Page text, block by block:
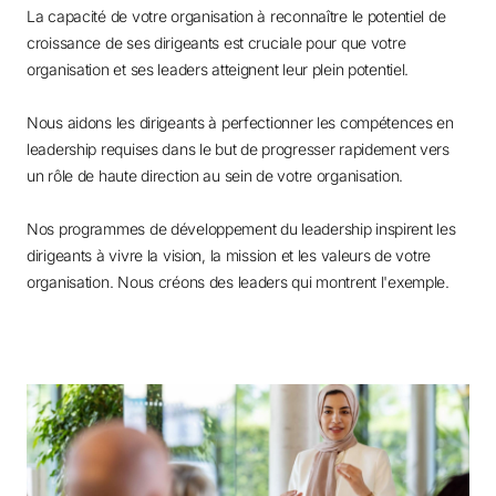
La capacité de votre organisation à reconnaître le potentiel de
croissance de ses dirigeants est cruciale pour que votre
organisation et ses leaders atteignent leur plein potentiel.
Nous aidons les dirigeants à perfectionner les compétences en
leadership requises dans le but de progresser rapidement vers
un rôle de haute direction au sein de votre organisation.
Nos programmes de développement du leadership inspirent les
dirigeants à vivre la vision, la mission et les valeurs de votre
organisation. Nous créons des leaders qui montrent l'exemple.